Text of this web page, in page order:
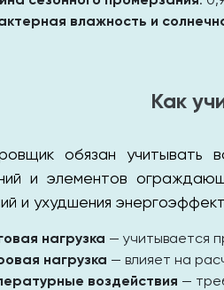
влажность и
Как
обязан учитывать
и элементов
и ухудшения
нагрузка — учитывается
нагрузка — влияет на
воздействия —